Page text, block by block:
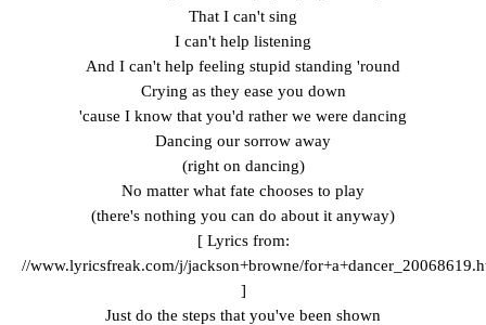
That I can't sing
I can't help listening
And I can't help feeling stupid standing 'round
Crying as they ease you down
'cause I know that you'd rather we were dancing
Dancing our sorrow away
(right on dancing)
No matter what fate chooses to play
(there's nothing you can do about it anyway)
[ Lyrics from:
//www.lyricsfreak.com/j/jackson+browne/
]
Just do the steps that you've been shown